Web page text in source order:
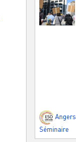
Angers
Séminaire